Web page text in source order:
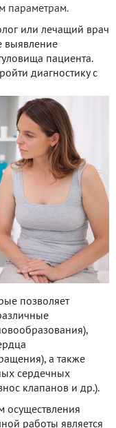
параметрам.
или лечащий врач
выявление
пациента.
диагностику с
позволяет
а также
сердечных
клапанов и др.).
осуществления
работы является